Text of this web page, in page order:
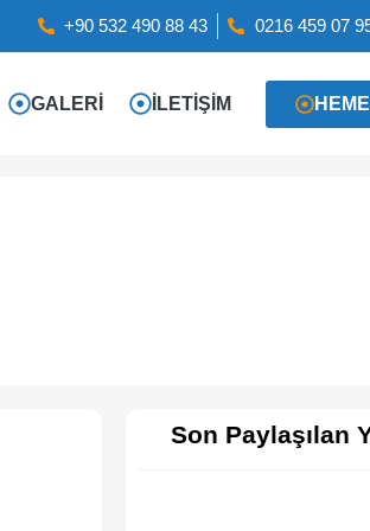
+90 532 490 88 43 0216 459 07
GALERI İLETIŞIM
Son Paylaşılan